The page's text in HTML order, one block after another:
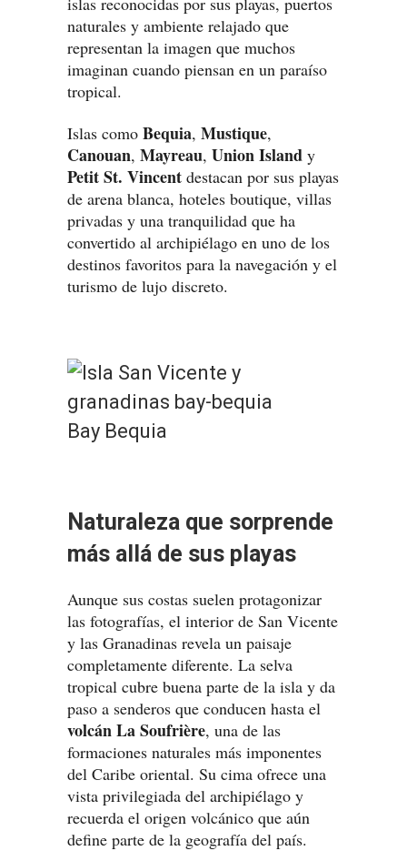
naturales y ambiente relajado que
representan la imagen que muchos
imaginan cuando piensan en un paraíso
tropical.
Islas como Bequia, Mustique,
Canouan, Mayreau, Union Island y
Petit St. Vincent destacan por sus playas
de arena blanca, hoteles boutique, villas
privadas y una tranquilidad que ha
convertido al archipiélago en uno de los
destinos favoritos para la navegación y el
turismo de lujo discreto.
Bay Bequia
Naturaleza que sorprende
más allá de sus playas
Aunque sus costas suelen protagonizar
las fotografías, el interior de San Vicente
y las Granadinas revela un paisaje
completamente diferente. La selva
tropical cubre buena parte de la isla y da
paso a senderos que conducen hasta el
volcán La Soufrière, una de las
formaciones naturales más imponentes
del Caribe oriental. Su cima ofrece una
vista privilegiada del archipiélago y
recuerda el origen volcánico que aún
define parte de la geografía del país.